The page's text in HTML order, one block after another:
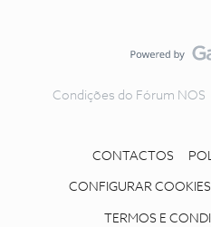
Condições do Fórum NOS
CONTACTOS
CONFIGURAR COOKIES
TERMOS E